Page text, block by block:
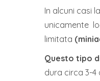
In alcuni casi
unicamente
limitata
Questo tipo
dura circa 3-